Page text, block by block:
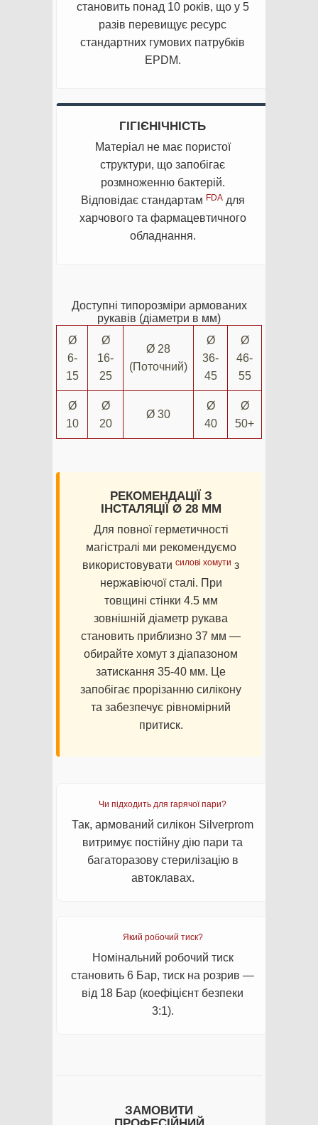
становить понад 10 років, що у 5
разів перевищує ресурс
стандартних гумових патрубків
EPDM.
ГІГІЄНІЧНІСТЬ
Матеріал не має пористої
структури, що запобігає
розмноженню бактерій.
Відповідає стандартам FDAдля
харчового та фармацевтичного
обладнання.
Доступні типорозміри армованих
рукавів (діаметри в мм)
Ø
6-
15
Ø
16-
25
Ø 28
(Поточний)
Ø
36-
45
Ø
46-
55
Ø
10
Ø
20
Ø 30
Ø
40
Ø
50+
РЕКОМЕНДАЦІЇ З
ІНСТАЛЯЦІЇ Ø 28 ММ
Для повної герметичності
магістралі ми рекомендуємо
використовувати силові хомути з
нержавіючої сталі. При
товщині стінки 4.5 мм
зовнішній діаметр рукава
становить приблизно 37 мм —
обирайте хомут з діапазоном
затискання 35-40 мм. Це
запобігає прорізанню силікону
та забезпечує рівномірний
притиск.
Чи підходить для гарячої пари?
Так, армований силікон Silverprom
витримує постійну дію пари та
багаторазову стерилізацію в
автоклавах.
Який робочий тиск?
Номінальний робочий тиск
становить 6 Бар, тиск на розрив —
від 18 Бар (коефіцієнт безпеки
3:1).
ЗАМОВИТИ